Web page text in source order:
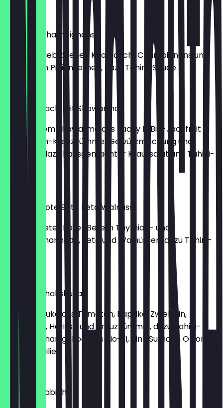
8,00 €
Hummus Champignons
Mit frisch gebratenen Knoblauch-Champignons und
gerösteten Pinienkernen, dazu Tahini-Sauce.
Hummus Jackfruit Shawarma
Mit veganem Shawarma aus Jacky F. Bio-Jackfruit in
Kardamom-Kreuzkümmel Gewürzmischung und
Zwiebeln, dazu hausgemachter Krautsalat und Tahini-
Sauce.
10,50 €
Hummus Rote Bete Feta Walnuss
Mit gerösteter Roter Bete in Thymian- und
Rosmarinmarinade, Feta und Walnüssen, dazu Tahini-
Hummus Shakshuka
Mit Shakshuka aus Tomaten, Paprika, Zwiebeln,
Knoblauch, Harissa und Kreuzkümmel, dazu Tahini-
Sauce, ein hartgekochtes Bio-Ei, Pink Sumach Onions
und Petersilie.
11,50 €
Hummus Sabich